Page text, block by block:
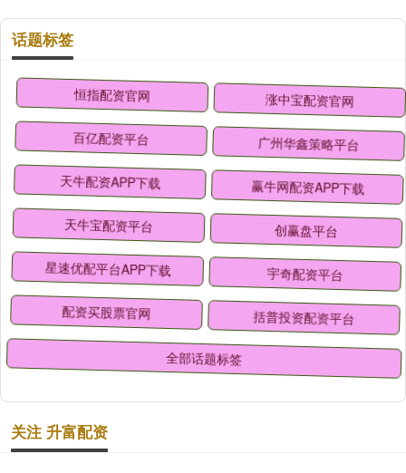
话题标签
恒指配资官网 涨中宝配资官网
百亿配资平台 广州华鑫策略平台
天牛配资APP下载 赢牛网配资APP下载
天牛宝配资平台 创赢盘平台
星速优配平台APP下载 宇奇配资平台
配资买股票官网 括普投资配资平台
全部话题标签
关注 升富配资